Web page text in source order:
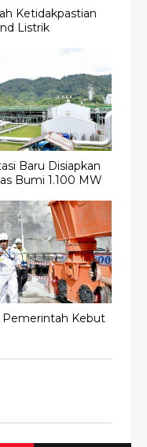
Ketidakpastian
Listrik
Baru Disiapkan
Bumi 1.100 MW
Pemerintah Kebut